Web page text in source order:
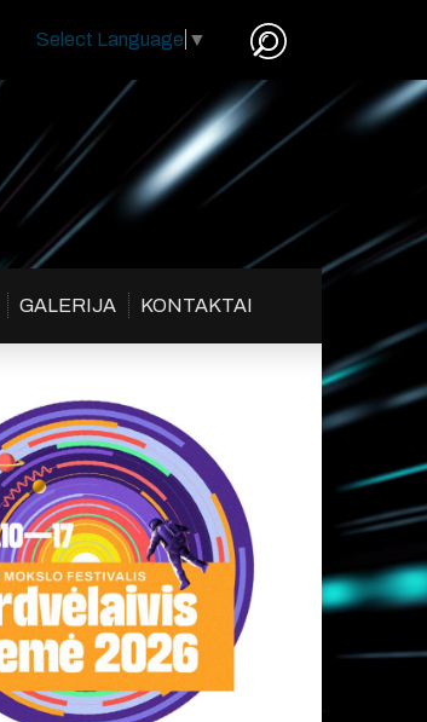
Select Language ▼
GALERIJA KONTAKTAI